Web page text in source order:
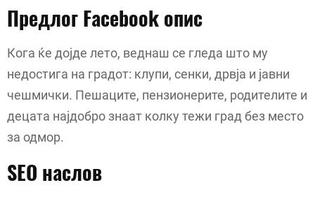
Предлог Facebook опис
Кога ќе дојде лето, веднаш се гледа што му
недостига на градот: клупи, сенки, дрвја и јавни
чешмички. Пешаците, пензионерите, родителите и
децата најдобро знаат колку тежи град без место
за одмор.
SEO наслов